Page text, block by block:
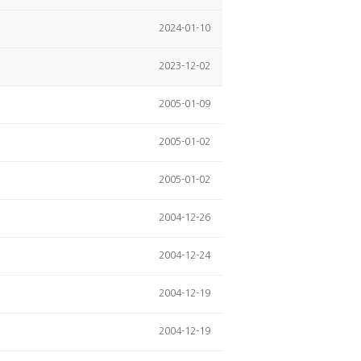
2024-01-10
2023-12-02
2005-01-09
2005-01-02
2005-01-02
2004-12-26
2004-12-24
2004-12-19
2004-12-19